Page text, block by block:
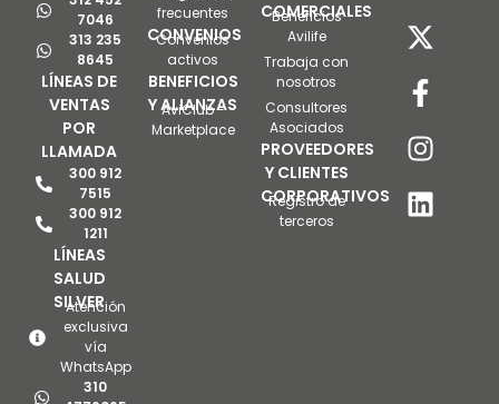
7046
313 235
8645
LÍNEAS DE
VENTAS
POR
LLAMADA
300 912
7515
300 912
1211
LÍNEAS
SALUD
SILVER
Atención
exclusiva
vía
WhatsApp
310
frecuentes
CONVENIOS
Convenios
activos
BENEFICIOS
Y ALIANZAS
AviClub -
Marketplace
COMERCIALES
Beneficios
Avilife
Trabaja con
nosotros
Consultores
Asociados
PROVEEDORES
Y CLIENTES
CORPORATIVOS
Registro de
terceros